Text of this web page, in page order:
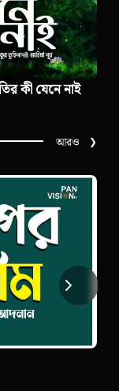
কী যেনে নাই
আরও ❯